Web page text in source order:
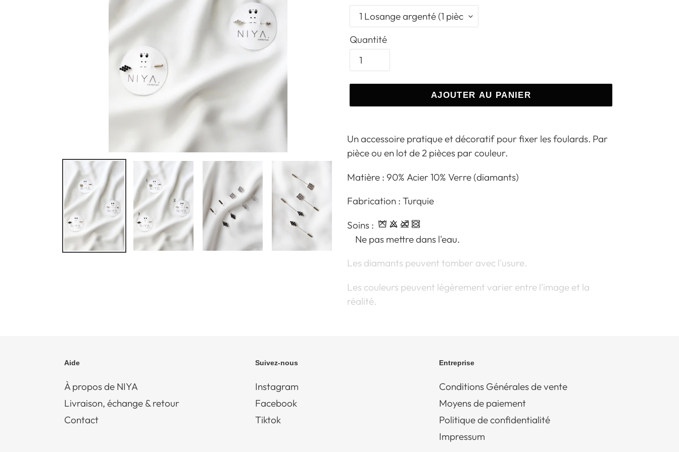
Quantité
AJOUTER AU PANIER
d'un
produit
votre
Un accessoire pratique et décoratif pour fixer les foulards. Par
pièce ou en lot de 2 pièces par couleur.
Matière : 90% Acier 10% Verre (diamants)
Fabrication : Turquie
Soins :
Ne pas mettre dans l'eau.
Les diamants peuvent tomber avec l'usure.
Les couleurs peuvent légèrement varier entre l'image et la
réalité.
Aide
À propos de NIYA
Livraison, échange & retour
Contact
Suivez-nous
Instagram
Facebook
Tiktok
Entreprise
Conditions Générales de vente
Moyens de paiement
Politique de confidentialité
Impressum